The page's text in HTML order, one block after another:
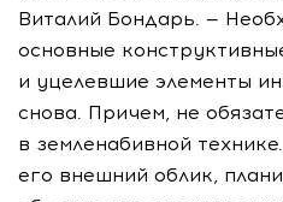
Виталий Бондарь. —
основные
и уцелевшие элементы
снова. Причем, не
в земленабивной
его внешний облик,